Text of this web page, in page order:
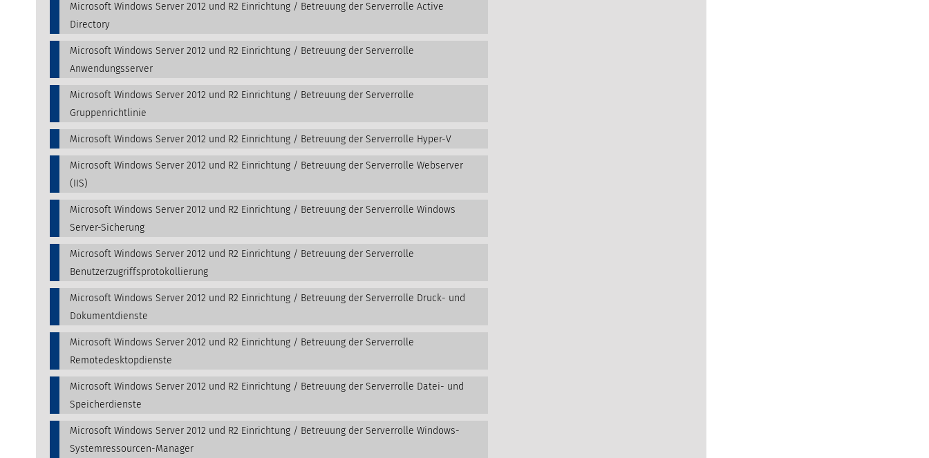
Microsoft Windows Server 2012 und R2 Einrichtung / Betreuung der Serverrolle Active
Directory
Microsoft Windows Server 2012 und R2 Einrichtung / Betreuung der Serverrolle
Anwendungsserver
Microsoft Windows Server 2012 und R2 Einrichtung / Betreuung der Serverrolle
Gruppenrichtlinie
Microsoft Windows Server 2012 und R2 Einrichtung / Betreuung der Serverrolle Hyper-V
Microsoft Windows Server 2012 und R2 Einrichtung / Betreuung der Serverrolle Webserver
(IIS)
Microsoft Windows Server 2012 und R2 Einrichtung / Betreuung der Serverrolle Windows
Server-Sicherung
Microsoft Windows Server 2012 und R2 Einrichtung / Betreuung der Serverrolle
Benutzerzugriffsprotokollierung
Microsoft Windows Server 2012 und R2 Einrichtung / Betreuung der Serverrolle Druck- und
Dokumentdienste
Microsoft Windows Server 2012 und R2 Einrichtung / Betreuung der Serverrolle
Remotedesktopdienste
Microsoft Windows Server 2012 und R2 Einrichtung / Betreuung der Serverrolle Datei- und
Speicherdienste
Microsoft Windows Server 2012 und R2 Einrichtung / Betreuung der Serverrolle Windows-
Systemressourcen-Manager